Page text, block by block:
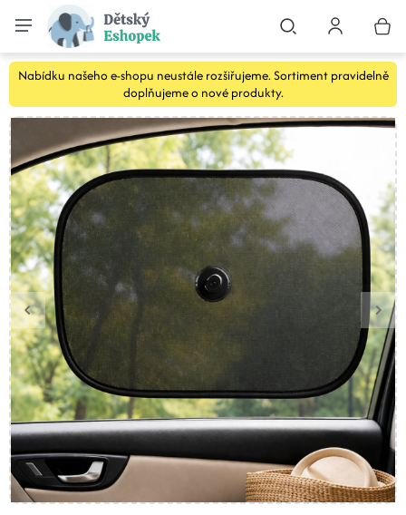
Nabídku našeho e-shopu neustále rozšiřujeme. Sortiment pravidelně
doplňujeme o nové produkty.